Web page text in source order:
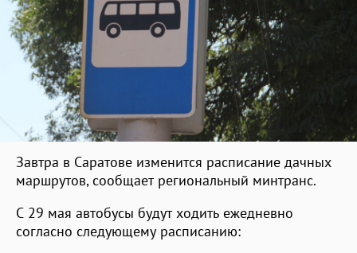
Завтра в Саратове изменится расписание дачных
маршрутов, сообщает региональный минтранс.
С 29 мая автобусы будут ходить ежедневно
согласно следующему расписанию: